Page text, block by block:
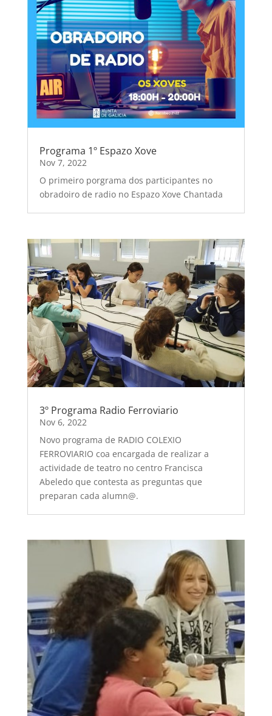
Programa 1º Espazo Xove
Nov 7, 2022
O primeiro porgrama dos participantes no
obradoiro de radio no Espazo Xove Chantada
3º Programa Radio Ferroviario
Nov 6, 2022
Novo programa de RADIO COLEXIO
FERROVIARIO coa encargada de realizar a
actividade de teatro no centro Francisca
Abeledo que contesta as preguntas que
preparan cada alumn@.